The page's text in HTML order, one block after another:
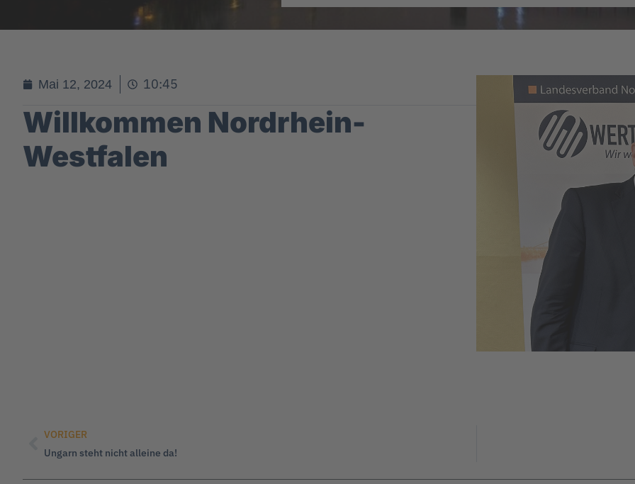
Mai 12, 2024 10:45
Willkommen Nordrhein-
Westfalen
VORIGER
Ungarn steht nicht alleine da!